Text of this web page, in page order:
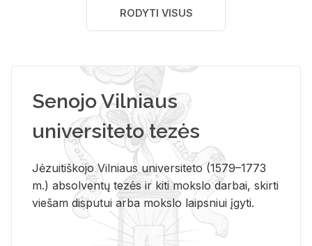
RODYTI VISUS
Senojo Vilniaus
universiteto tezės
Jėzuitiškojo Vilniaus universiteto (1579–1773
m.) absolventų tezės ir kiti mokslo darbai, skirti
viešam disputui arba mokslo laipsniui įgyti.